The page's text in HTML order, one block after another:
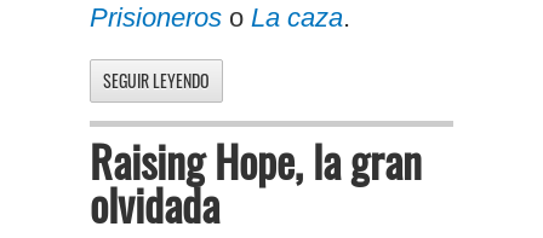
Prisioneros o La caza.
SEGUIR LEYENDO
Raising Hope, la gran
olvidada